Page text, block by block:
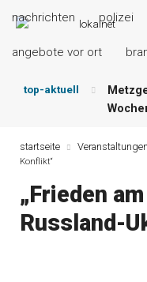
nachrichten polizei
angebote vor ort
top-aktuell
Der
startseite Veranstaltungen
Konflikt“
„Frieden
Russland-